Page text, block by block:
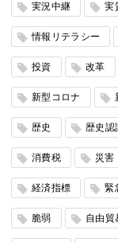
実況中継 実
情報リテラシー
投資 改革
新型コロナ
歴史 歴史認
消費税 災害
経済指標 緊
脆弱 自由貿